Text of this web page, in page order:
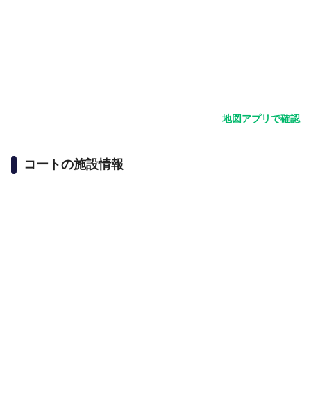
地図アプリで確認
コートの施設情報